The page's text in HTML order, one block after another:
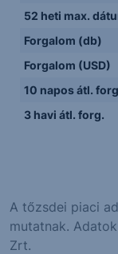
52 heti max.
Forgalom (db)
Forgalom (USD)
10 napos átl.
3 havi átl. forg.
A tőzsdei piaci
mutatnak.
Zrt.